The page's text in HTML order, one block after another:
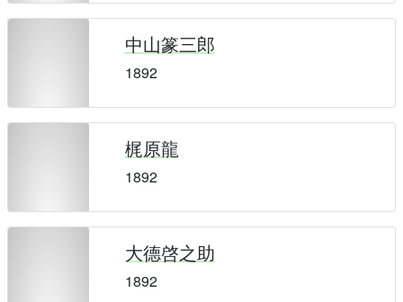
中山篆三郎
1892
梶原龍
1892
大德啓之助
1892